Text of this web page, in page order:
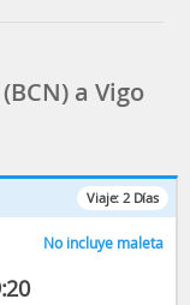
a Vigo
Viaje: 2 Días
No incluye maleta